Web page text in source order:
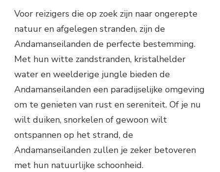
Voor reizigers die op zoek zijn naar ongerepte
natuur en afgelegen stranden, zijn de
Andamanseilanden de perfecte bestemming.
Met hun witte zandstranden, kristalhelder
water en weelderige jungle bieden de
Andamanseilanden een paradijselijke omgeving
om te genieten van rust en sereniteit. Of je nu
wilt duiken, snorkelen of gewoon wilt
ontspannen op het strand, de
Andamanseilanden zullen je zeker betoveren
met hun natuurlijke schoonheid.